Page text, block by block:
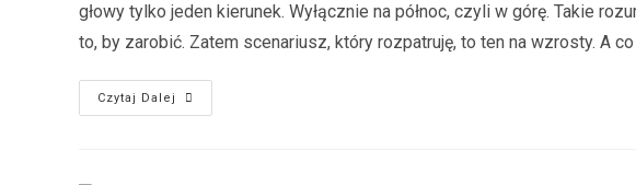
głowy tylko jeden kierunek. Wyłącznie na północ, czyli w górę. Takie
to, by zarobić. Zatem scenariusz, który rozpatruję, to ten na wzrosty. A
Czytaj Dalej